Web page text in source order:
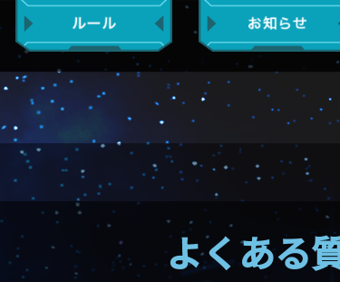
よくある